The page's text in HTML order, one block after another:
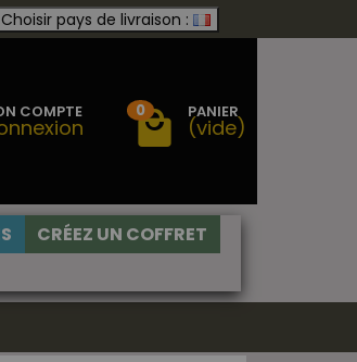
Choisir pays de livraison :
COMPTE 0 PANIER
(vide)
CRÉEZ UN COFFRET